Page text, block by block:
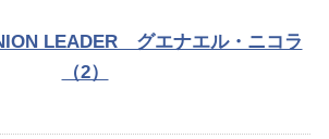
LEADER グエナエル・ニコラ
（2）